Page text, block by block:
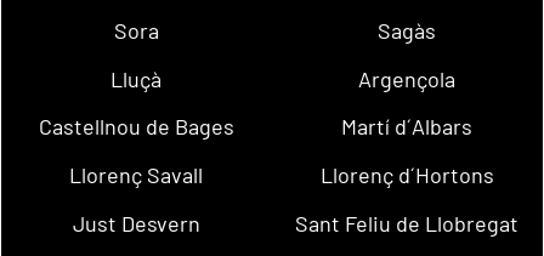
Sora
Sagàs
Lluçà
Argençola
Castellnou de Bages
Martí d´Albars
Llorenç Savall
Llorenç d´Hortons
Just Desvern
Sant Feliu de Llobregat